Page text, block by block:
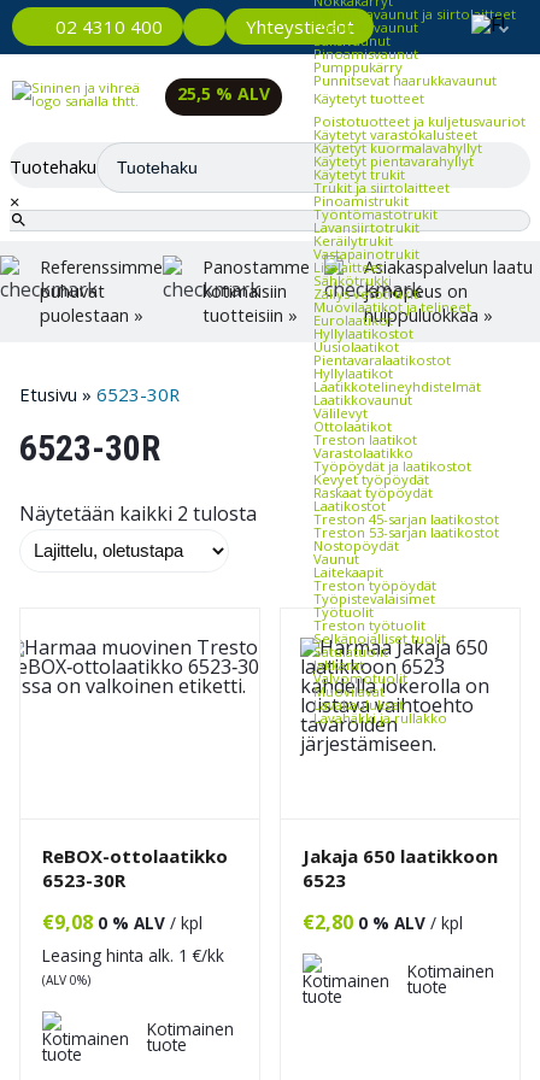
02 4310 400 Yhteystiedot
Haarukkavaunut ja siirtolaitteet
Haarukkavaunut
Saksivaunut
Pinoamisvaunut
Pumppukärry
Punnitsevat haarukkavaunut
Käytetyt tuotteet
Poistotuotteet ja kuljetusvauriot
Käytetyt varastokalusteet
Käytetyt kuormalavahyllyt
Käytetyt pientavarahyllyt
Käytetyt trukit
Trukit ja siirtolaitteet
Pinoamistrukit
Työntömastotrukit
Lavansiirtotrukit
Keräilytrukit
Vastapainotrukit
Lisälaitteet
Sähkötrukki
Zallys vetotrukit
Muovilaatikot ja telineet
Eurolaatikot
Hyllylaatikostot
Uusiolaatikot
Pientavaralaatikostot
Hyllylaatikot
Laatikkotelineyhdistelmät
Laatikkovaunut
Välilevyt
Ottolaatikot
Treston laatikot
Varastolaatikko
Työpöydät ja laatikostot
Kevyet työpöydät
Raskaat työpöydät
Laatikostot
Treston 45-sarjan laatikostot
Treston 53-sarjan laatikostot
Nostopöydät
Vaunut
Laitekaapit
Treston työpöydät
Työpistevalaisimet
Työtuolit
Treston työtuolit
Selkänojalliset tuolit
Satulatuolit
Jakkarat
Valvomotuolit
Muovilavat
Lavakaulukset
Lavahäkki ja rullakko
Hyllyt ja väliritilät
Kalusteiden ja tuotteiden
merkintä
Matot toimistoon
Kirjoitus- ja ilmoitustaulut
Reikälevykalusteet
Kannatinsarjat
Pakkaustarvikkeet ja -laitteet
Vaa'at
Pakkausteipit
Vanteet
Tarrat
Pakkauskoneet
Pakkauspahvit ja -paperit
25,5 % ALV
Tuotehaku
×
Referenssimme
puhuvat
puolestaan »
Panostamme
kotimaisiin
tuotteisiin »
Asiakaspalvelun laatu
ja nopeus on
huippuluokkaa »
Etusivu » 6523-30R
6523-30R
Näytetään kaikki 2 tulosta
ReBOX-ottolaatikko
6523-30R
€9,08 0 % ALV / kpl
Leasing hinta alk. 1 €/kk
(ALV 0%)
Kotimainen
tuote
Jakaja 650 laatikkoon
6523
€2,80 0 % ALV / kpl
Kotimainen
tuote